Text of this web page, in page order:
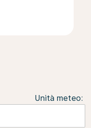
Unità meteo: